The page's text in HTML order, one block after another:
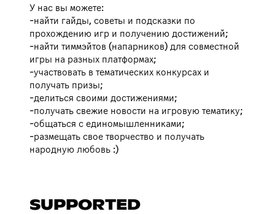
У нас вы можете:
-найти гайды, советы и подсказки по
прохождению игр и получению достижений;
-найти тиммэйтов (напарников) для совместной
игры на разных платформах;
-участвовать в тематических конкурсах и
получать призы;
-делиться своими достижениями;
-получать свежие новости на игровую тематику;
-общаться с единомышленниками;
-размещать свое творчество и получать
народную любовь :)
SUPPORTED